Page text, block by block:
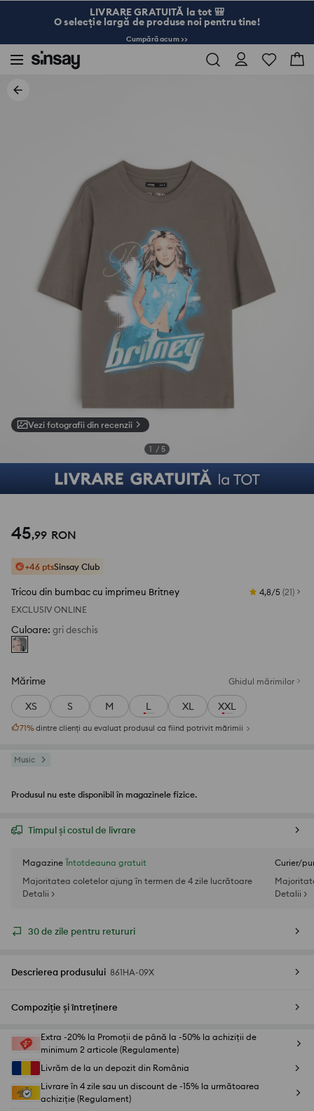
LIVRARE GRATUITĂ la tot 🎒
O selecție largă de produse noi pentru tine!
Cumpără acum >>
Vezi fotografii din recenzii
1 / 5
45,99 RON
+46 ptsSinsay Club
Tricou din bumbac cu imprimeu Britney 4,8/5 (21)
EXCLUSIV ONLINE
Culoare: gri deschis
Mărime Ghidul mărimilor
XS S M L XL XXL
71%dintre clienți au evaluat produsul ca fiind potrivit mărimii
Music
Produsul nu este disponibil în magazinele fizice.
Timpul și costul de livrare
Magazine Întotdeauna gratuit
Majoritatea coletelor ajung în termen de 4 zile lucrătoare
Detalii >
Curier/
Detalii >
30 de zile pentru retururi
Descrierea produsului 861HA-09X
Compoziție și întreținere
Extra -20% la Promoții de până la -50% la achiziții de
minimum 2 articole (Regulamente)
Livrăm de la un depozit din România
Livrare în 4 zile sau un discount de -15% la următoarea
achiziție (Regulament)